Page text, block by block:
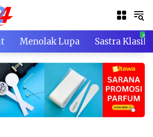
Menolak Lupa Sastra Klasik